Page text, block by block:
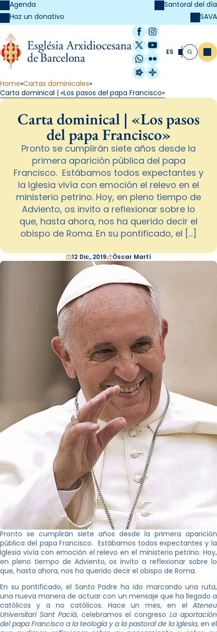
Agenda
Haz un donativo
Santoral del día
SAVA
Facebook
Instagram
X / Twitter
YouTube
WhatsApp
Flickr
Radio Estel
Catalunya
ES Buscar
Home Cartas dominicales
Carta dominical | «Los pasos del papa Francisco»
Carta dominical | «Los pasos
del papa Francisco»
Pronto se cumplirán siete años desde la
primera aparición pública del papa
Francisco. Estábamos todos expectantes y
la Iglesia vivía con emoción el relevo en el
ministerio petrino. Hoy, en pleno tiempo de
Adviento, os invito a reflexionar sobre lo
que, hasta ahora, nos ha querido decir el
obispo de Roma. En su pontificado, el […]
12 Dic, 2019 Òscar Martí
Pronto se cumplirán siete años desde la primera aparición
pública del papa Francisco. Estábamos todos expectantes y la
Iglesia vivía con emoción el relevo en el ministerio petrino. Hoy,
en pleno tiempo de Adviento, os invito a reflexionar sobre lo
que, hasta ahora, nos ha querido decir el obispo de Roma.
En su pontificado, el Santo Padre ha ido marcando una ruta,
una nueva manera de actuar con un mensaje que ha llegado a
católicos y a no católicos. Hace un mes, en el Ateneu
Universitari Sant Pacià, celebramos el congresoLa aportación
del papa Francisco a la teología y a la pastoral de la Iglesia, en el